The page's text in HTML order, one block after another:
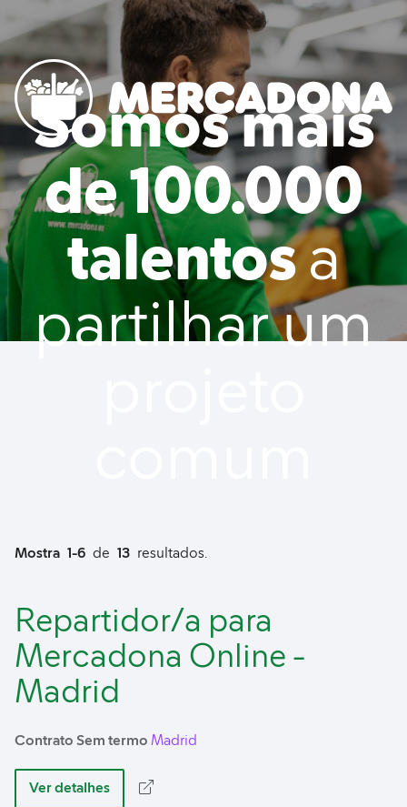
content
Mercadona
Somos mais
de 100.000
talentosa
partilhar um
Mostra 1-6 de 13 resultados.
Repartidor/a para
Mercadona Online -
Madrid
Contrato Sem termo Madrid
Ver detalhes